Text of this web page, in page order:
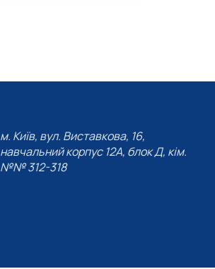
м. Київ, вул. Виставкова, 16,
навчальний корпус 12А, блок Д, кім.
№№ 312-318